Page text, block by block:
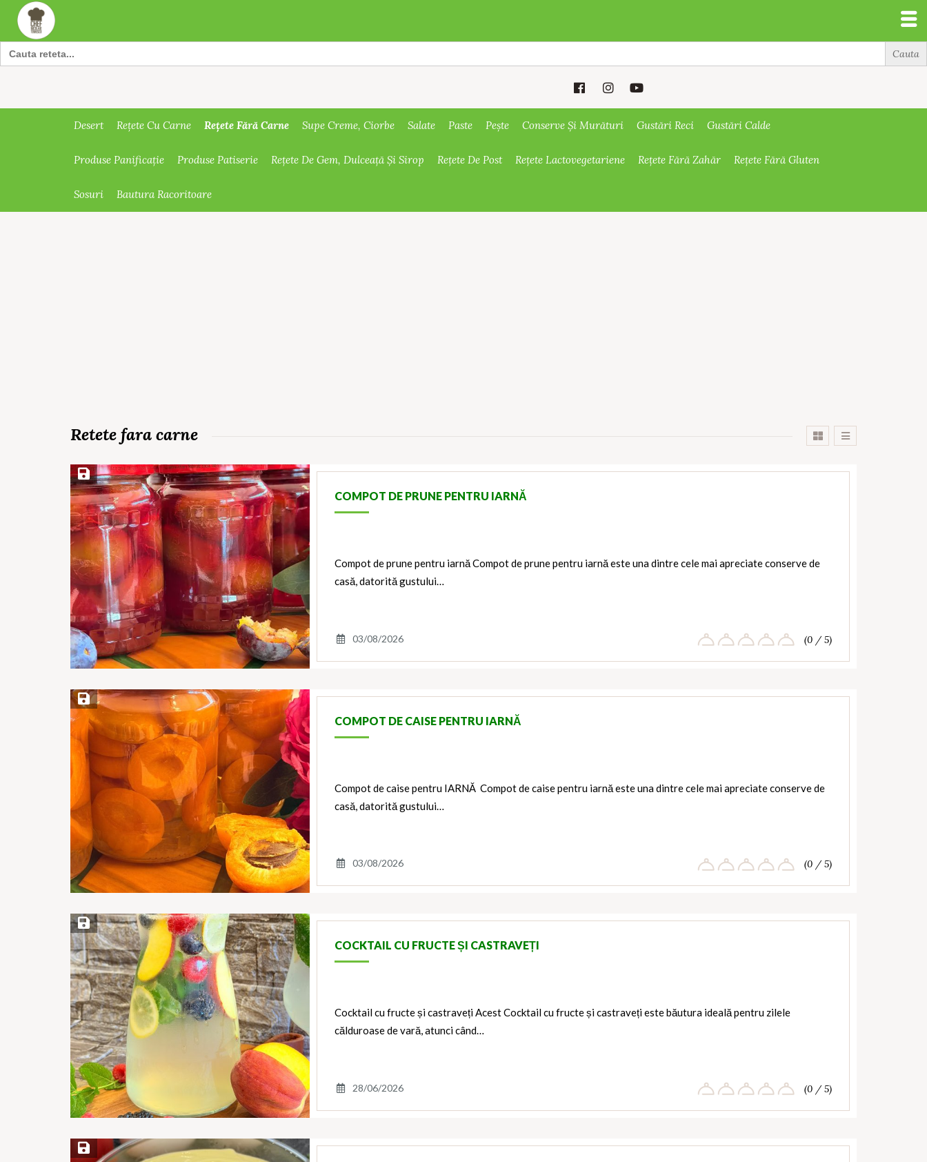
Search
for:
Desert Rețete Cu Carne Rețete Fără Carne Supe Creme, Ciorbe Salate Paste Pește Conserve Și Murături Gustări Reci Gustări Calde
Produse Panificație Produse Patiserie Rețete De Gem, Dulceață Și Sirop Rețete De Post Rețete Lactovegetariene Rețete Fără Zahăr Rețete Fără Gluten
Sosuri Bautura Racoritoare
Retete fara carne
Save Recipe
COMPOT DE PRUNE PENTRU IARNĂ
Compot de prune pentru iarnă Compot de prune pentru iarnă este una dintre cele mai apreciate conserve de
casă, datorită gustului…
03/08/2026 (0 / 5)
Save Recipe
COMPOT DE CAISE PENTRU IARNĂ
Compot de caise pentru IARNĂ Compot de caise pentru iarnă este una dintre cele mai apreciate conserve de
casă, datorită gustului…
03/08/2026 (0 / 5)
Save Recipe
COCKTAIL CU FRUCTE ȘI CASTRAVEȚI
Cocktail cu fructe și castraveți Acest Cocktail cu fructe și castraveți este băutura ideală pentru zilele
călduroase de vară, atunci când…
28/06/2026 (0 / 5)
Save Recipe